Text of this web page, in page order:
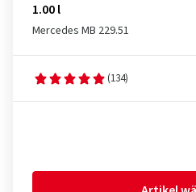
1.00 l
Mercedes MB 229.51
(134)